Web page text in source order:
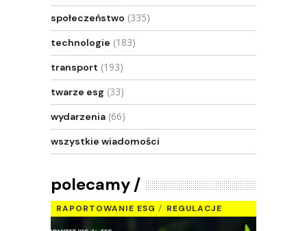
społeczeństwo (335)
technologie (183)
transport (193)
twarze esg (33)
wydarzenia (66)
wszystkie wiadomości
polecamy
RAPORTOWANIE ESG REGULACJE